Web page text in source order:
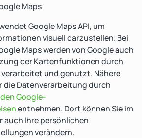
Maps
Google Maps API, um
visuell darzustellen. Bei
Maps werden von Google auch
der Kartenfunktionen durch
verarbeitet und genutzt. Nähere
die Datenverarbeitung durch
den Google-
entnehmen. Dort können Sie im
Ihre persönlichen
verändern.